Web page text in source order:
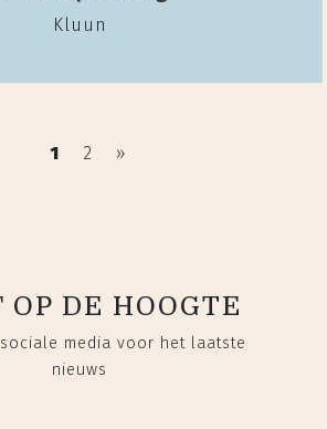
Kluun
1 2 »
DE HOOGTE
media voor het laatste
nieuws